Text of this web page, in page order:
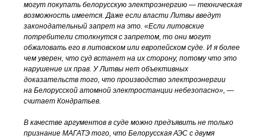
могут покупать белорусскую электроэнергию — техническая
возможность имеется. Даже если власти Литвы введут
законодательный запрет на это. «Если литовские
потребители столкнутся с запретом, то они могут
обжаловать его в литовском или европейском суде. И я более
чем уверен, что суд встанет на их сторону, потому что это
нарушение их прав. У Литвы нет объективных
доказательств того, что производство электроэнергии
на Белорусской атомной электростанции небезопасно», —
считает Кондратьев.
В качестве аргументов в суде можно предъявить не только
признание МАГАТЭ того, что Белорусская АЭС с двумя